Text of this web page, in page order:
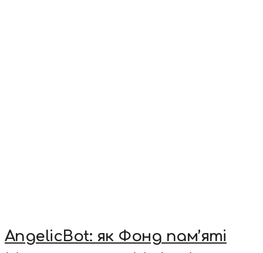
AngelicBot: як Фонд пам’яті